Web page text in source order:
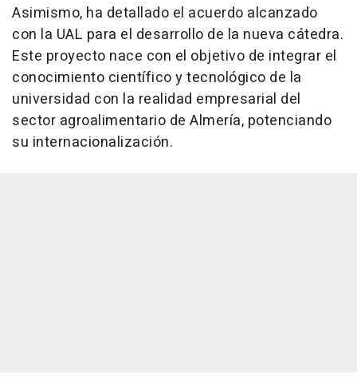
Asimismo, ha detallado el acuerdo alcanzado
con la UAL para el desarrollo de la nueva cátedra.
Este proyecto nace con el objetivo de integrar el
conocimiento científico y tecnológico de la
universidad con la realidad empresarial del
sector agroalimentario de Almería, potenciando
su internacionalización.